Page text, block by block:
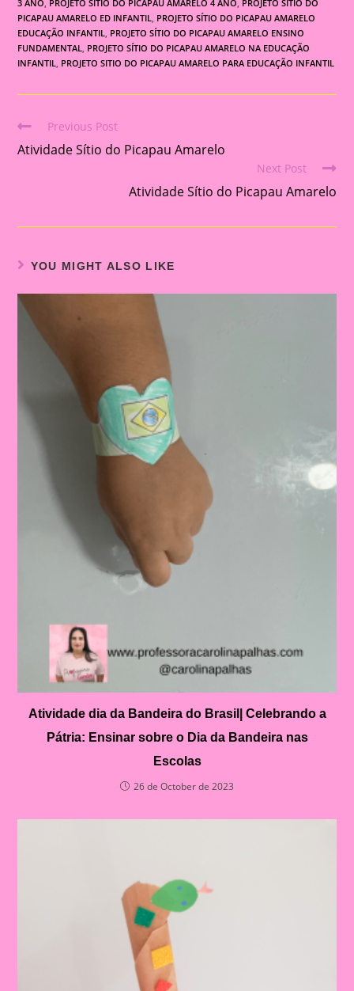
3 ANO PROJETO SÍTIO DO PICAPAU AMARELO 4 ANO PROJETO SÍTIO DO
PICAPAU AMARELO ED INFANTIL PROJETO SÍTIO DO PICAPAU AMARELO
EDUCAÇÃO INFANTIL PROJETO SÍTIO DO PICAPAU AMARELO ENSINO
FUNDAMENTAL PROJETO SÍTIO DO PICAPAU AMARELO NA EDUCAÇÃO
INFANTIL PROJETO SITIO DO PICAPAU AMARELO PARA EDUCAÇÃO INFANTIL
Read
more
Previous Post
Atividade Sítio do Picapau Amarelo
Next Post
Atividade Sítio do Picapau Amarelo
YOU MIGHT ALSO LIKE
Atividade dia da Bandeira do Brasil| Celebrando a
Pátria: Ensinar sobre o Dia da Bandeira nas
Escolas
26 de October de 2023